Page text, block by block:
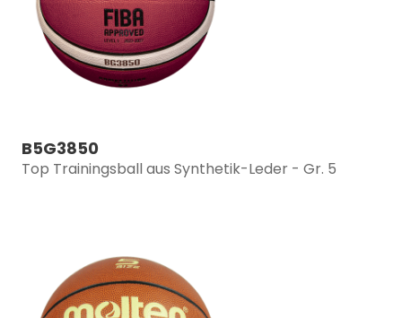
B5G3850
Top Trainingsball aus Synthetik-Leder - Gr. 5